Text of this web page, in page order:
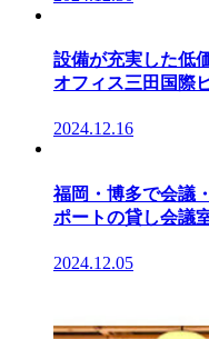
設備が充実した低
オフィス三田国際
2024.12.16
福岡・博多で会議
ポートの貸し会議
2024.12.05